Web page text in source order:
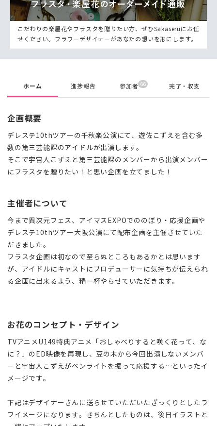
こだわりの楽屋花やフラスタを贈りたい方、ぜひSakaseruにお任
せください。フラワーデザイナーがあなたの想いを形にします。
ホーム 進捗報告 参加者 66 完了・収支
企画概要
デレステ10thツアーの千秋楽公演にて、遊佐こずえを含む多
数の第三芸能課のアイドルが出演します。
そこで宇宙人こずえと第三芸能課のメンバーから出演メンバー
にフラスタを贈りたい！と思い企画を立てました！
主催者について
今まで異次元フェス、アイマスEXPOでののぼり・応援企画や
デレステ10thツアー大阪公演にて配布企画を主催させていた
だきました。
フラスタ企画は初なので至らぬところもあるかとは思います
が、アイドルにキャストにプロデューサーに気持ちが伝えられ
る企画に出来るよう、精一杯やらせていただきます。
お花のコンセプト・デザイン
TVアニメU149特典アニメ「おしゃべりすると咲く花って、な
に？」のED映像を再現し、豆の木から今回出演しないメンバ
ーと宇宙人こずえがペンライトを振って応援する…といったイ
メージです。
下記はデザイナーさんに送らせていただいたざっくりとしたラ
フイメージになります。きちんとしたものは、後日イラストと